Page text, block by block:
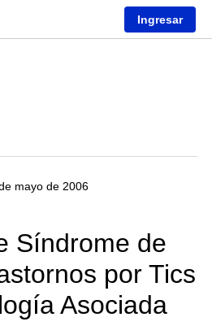
Ingresar
mayo de 2006
Síndrome de
por Tics
Asociada